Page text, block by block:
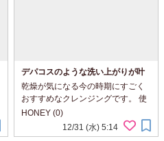
デパコスのような洗い上がりが叶
うちふれ クレンジング バーム
乾燥が気になる今の時期にすごく
おすすめなクレンジングです。 使
ってみて感じたのはとろけるのが
早くて、溶け残りがない！という
こと。 バームって気温が低かった
HONEY (0)
12/31 (水) 5:14